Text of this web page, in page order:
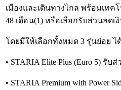
เมืองและเดินทางไกล พร้อมเทค
48 เดือน(1) หรือเลือกรับส่วนลดเ
โดยมีให้เลือกทั้งหมด 3 รุ่นย่อย ไ
• STARIA Elite Plus (Euro 5) รั
• STARIA Premium with